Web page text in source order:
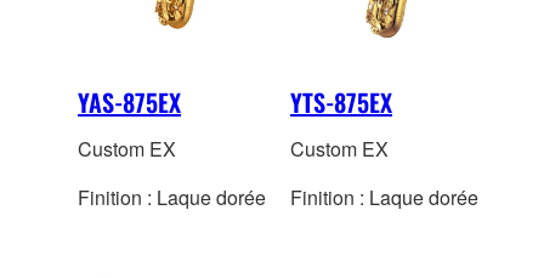
YAS-875EX
Custom EX
Finition : Laque dorée
YTS-875EX
Custom EX
Finition : Laque dorée